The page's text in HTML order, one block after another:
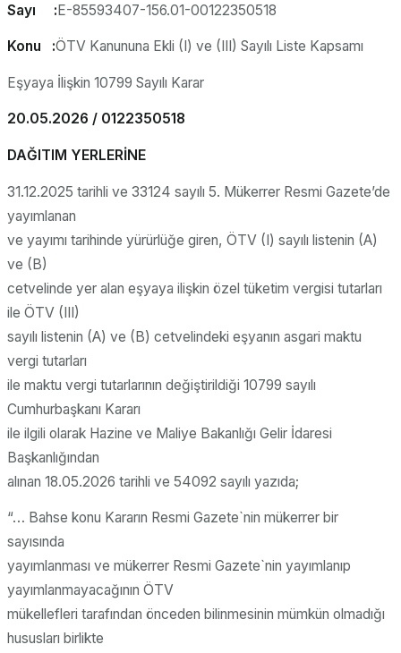
Sayı :E-85593407-156.01-00122350518
Konu :ÖTV Kanununa Ekli (I) ve (III) Sayılı Liste Kapsamı
Eşyaya İlişkin 10799 Sayılı Karar
20.05.2026 / 0122350518
DAĞITIM YERLERİNE
31.12.2025 tarihli ve 33124 sayılı 5. Mükerrer Resmi Gazete’de
yayımlanan
ve yayımı tarihinde yürürlüğe giren, ÖTV (I) sayılı listenin (A)
ve (B)
cetvelinde yer alan eşyaya ilişkin özel tüketim vergisi tutarları
ile ÖTV (III)
sayılı listenin (A) ve (B) cetvelindeki eşyanın asgari maktu
vergi tutarları
ile maktu vergi tutarlarının değiştirildiği 10799 sayılı
Cumhurbaşkanı Kararı
ile ilgili olarak Hazine ve Maliye Bakanlığı Gelir İdaresi
Başkanlığından
alınan 18.05.2026 tarihli ve 54092 sayılı yazıda;
“… Bahse konu Kararın Resmi Gazete`nin mükerrer bir
sayısında
yayımlanması ve mükerrer Resmi Gazete`nin yayımlanıp
yayımlanmayacağının ÖTV
mükellefleri tarafından önceden bilinmesinin mümkün olmadığı
hususları birlikte